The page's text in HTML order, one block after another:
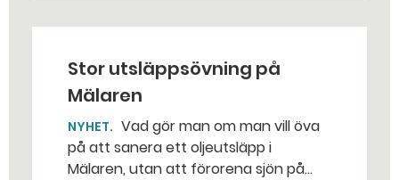
Stor utsläppsövning på
Mälaren
NYHET
på att sanera ett oljeutsläpp i
Mälaren, utan att förorena sjön på